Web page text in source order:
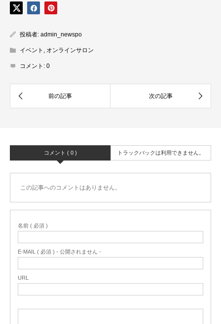
投稿者: admin_newspo
イベント , オンラインサロン
コメント: 0
コメント ( 0 ) トラックバックは利用できません。
この記事へのコメントはありません。
名前 ( 必須 )
E-MAIL ( 必須 ) - 公開されません -
URL